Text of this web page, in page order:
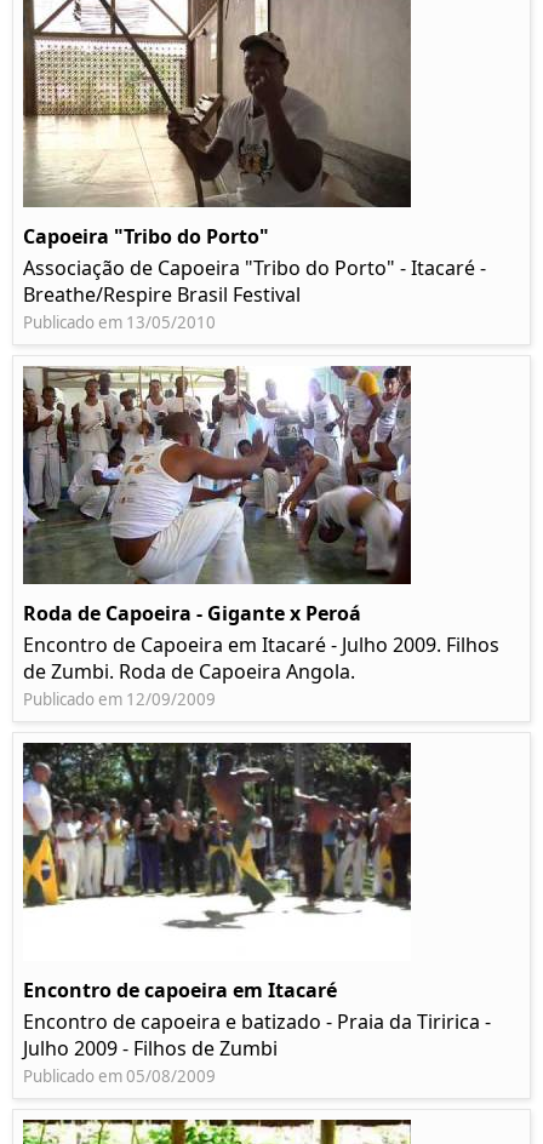
Capoeira "Tribo do Porto"
Associação de Capoeira "Tribo do Porto" - Itacaré -
Breathe/Respire Brasil Festival
Publicado em 13/05/2010
Roda de Capoeira - Gigante x Peroá
Encontro de Capoeira em Itacaré - Julho 2009. Filhos
de Zumbi. Roda de Capoeira Angola.
Publicado em 12/09/2009
Encontro de capoeira em Itacaré
Encontro de capoeira e batizado - Praia da Tiririca -
Julho 2009 - Filhos de Zumbi
Publicado em 05/08/2009